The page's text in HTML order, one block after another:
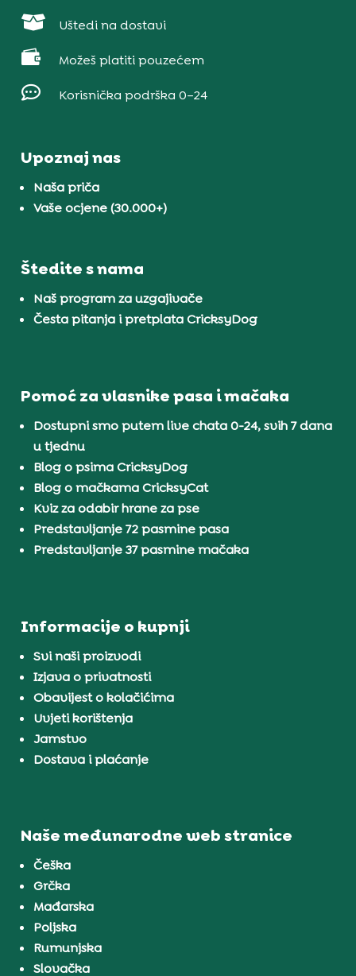
 Uštedi na dostavi
 Možeš platiti pouzećem
 Korisnička podrška 0–24
Upoznaj nas
Naša priča
Vaše ocjene (30.000+)
Štedite s nama
Naš program za uzgajivače
Česta pitanja i pretplata CricksyDog
Pomoć za vlasnike pasa i mačaka
Dostupni smo putem live chata 0-24, svih 7 dana
u tjednu
Blog o psima CricksyDog
Blog o mačkama CricksyCat
Kviz za odabir hrane za pse
Predstavljanje 72 pasmine pasa
Predstavljanje 37 pasmine mačaka
Informacije o kupnji
Svi naši proizvodi
Izjava o privatnosti
Obavijest o kolačićima
Uvjeti korištenja
Jamstvo
Dostava i plaćanje
Naše međunarodne web stranice
Češka
Grčka
Mađarska
Poljska
Rumunjska
Slovačka